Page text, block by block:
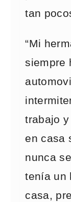
tan
“Mi
siempre
trabajo
en casa
nunca
tenía un
casa,